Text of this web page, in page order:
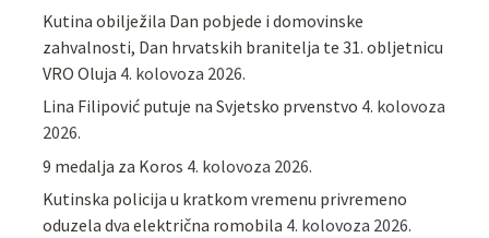
Kutina obilježila Dan pobjede i domovinske
zahvalnosti, Dan hrvatskih branitelja te 31. obljetnicu
VRO Oluja 4. kolovoza 2026.
Lina Filipović putuje na Svjetsko prvenstvo 4. kolovoza
2026.
9 medalja za Koros 4. kolovoza 2026.
Kutinska policija u kratkom vremenu privremeno
oduzela dva električna romobila 4. kolovoza 2026.